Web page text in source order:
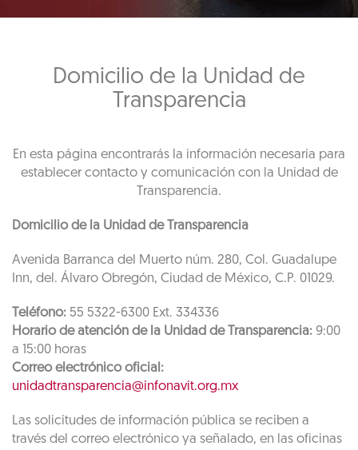
Domicilio de la Unidad de
Transparencia
En esta página encontrarás la información necesaria para
establecer contacto y comunicación con la Unidad de
Transparencia.
Domicilio de la Unidad de Transparencia
Avenida Barranca del Muerto núm. 280, Col. Guadalupe
Inn, del. Álvaro Obregón, Ciudad de México, C.P. 01029.
Teléfono: 55 5322-6300 Ext. 334336
Horario de atención de la Unidad de Transparencia: 9:00
a 15:00 horas
Correo electrónico oficial:
unidadtransparencia@infonavit.org.mx
Las solicitudes de información pública se reciben a
través del correo electrónico ya señalado, en las oficinas